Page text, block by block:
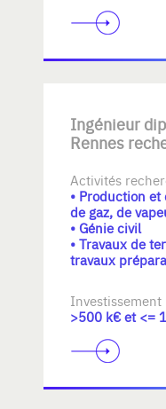
Ingénieur
Rennes
Activités
• Production
de gaz, de
• Génie civil
• Travaux de
travaux
Investissement
>500 k€ et <=